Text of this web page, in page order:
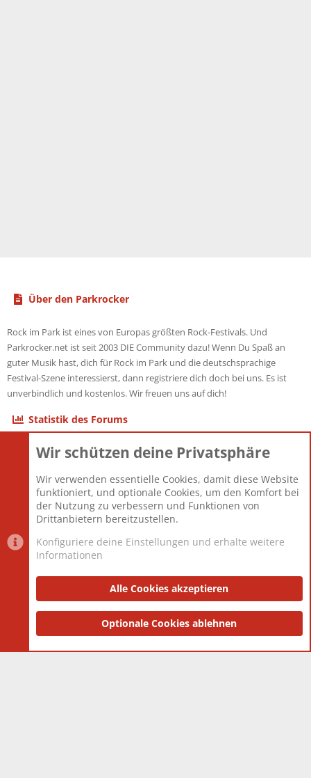
Über den Parkrocker
Rock im Park ist eines von Europas größten Rock-Festivals. Und
Parkrocker.net ist seit 2003 DIE Community dazu! Wenn Du Spaß an
guter Musik hast, dich für Rock im Park und die deutschsprachige
Festival-Szene interessierst, dann registriere dich doch bei uns. Es ist
unverbindlich und kostenlos. Wir freuen uns auf dich!
Statistik des Forums
Themen
Mitglieder
12.427
Neuestes Mitglied
Berlin
Datenschutzerklärung Impressum
Community platform by XenForo® © 2010-2025 XenForo Ltd.
and add-ons by ThemeHouse
Wir schützen deine Privatsphäre
Wir verwenden essentielle Cookies, damit diese Website
funktioniert, und optionale Cookies, um den Komfort bei
der Nutzung zu verbessern und Funktionen von
Drittanbietern bereitzustellen.
Konfiguriere deine Einstellungen und erhalte weitere
Informationen
Alle Cookies akzeptieren
Optionale Cookies ablehnen